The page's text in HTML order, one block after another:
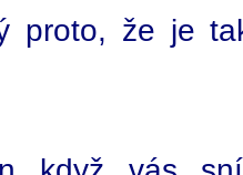
proto, že je